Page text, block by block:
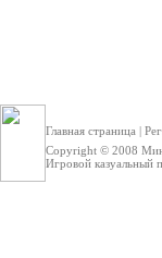
Главная страница |
Copyright © 2008
Игровой казуальный